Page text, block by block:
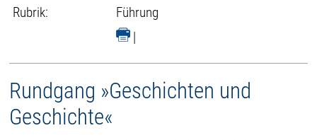
Rubrik:
Führung
|
Rundgang »Geschichten und
Geschichte«